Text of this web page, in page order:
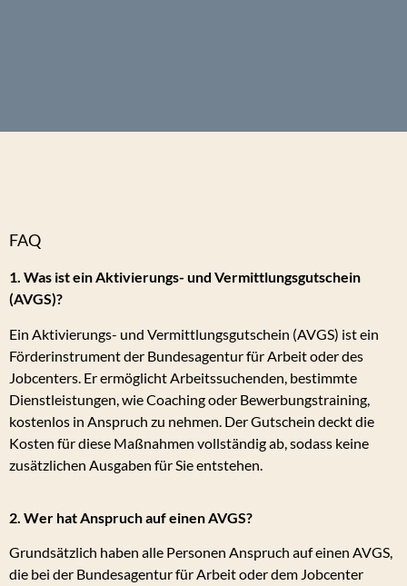
FAQ
1. Was ist ein Aktivierungs- und Vermittlungsgutschein
(AVGS)?
Ein Aktivierungs- und Vermittlungsgutschein (AVGS) ist ein
Förderinstrument der Bundesagentur für Arbeit oder des
Jobcenters. Er ermöglicht Arbeitssuchenden, bestimmte
Dienstleistungen, wie Coaching oder Bewerbungstraining,
kostenlos in Anspruch zu nehmen. Der Gutschein deckt die
Kosten für diese Maßnahmen vollständig ab, sodass keine
zusätzlichen Ausgaben für Sie entstehen.
2. Wer hat Anspruch auf einen AVGS?
Grundsätzlich haben alle Personen Anspruch auf einen AVGS,
die bei der Bundesagentur für Arbeit oder dem Jobcenter